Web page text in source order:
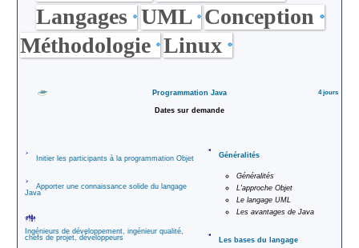
Contact
Plan du Site
Documentation
Tarif des
formations
Demande de
DataDock
Divers
Langages UML Conception
Méthodologie Linux
Programmation Java 4 jours
Dates sur demande
Initier les participants à la programmation Objet
Apporter une connaissance solide du langage
Java
Ingénieurs de développement, ingénieur qualité,
chefs de projet, développeurs
Généralités
Généralités
L'approche Objet
Le langage UML
Les avantages de Java
Les bases du langage